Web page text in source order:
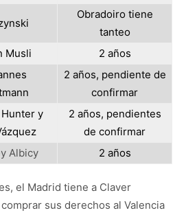
Obradoiro tiene
tanteo
Musli
2 años
2 años, pendiente de
confirmar
y
2 años, pendientes
de confirmar
Albicy 2 años
el Madrid tiene a Claver
sus derechos al Valencia